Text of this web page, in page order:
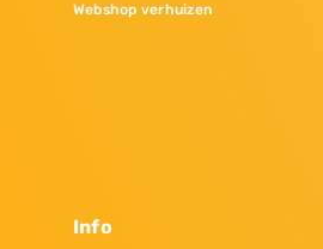
Webshop verhuizen
Info